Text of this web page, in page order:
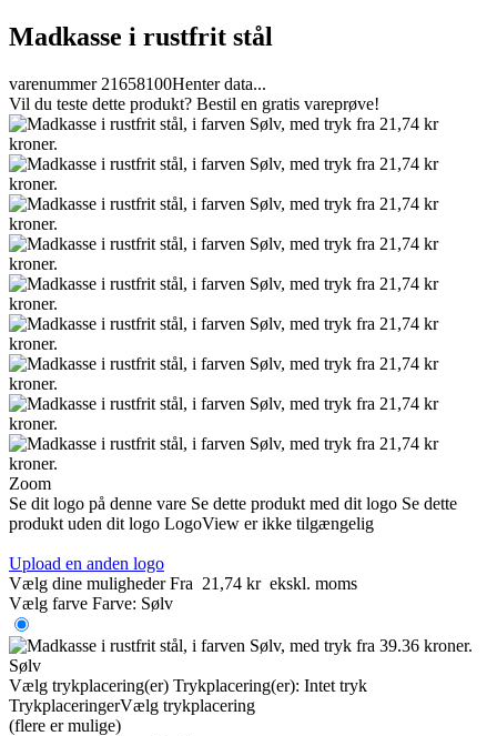
Madkasse i rustfrit stål
varenummer 21658100Henter data...
Vil du teste dette produkt? Bestil en gratis vareprøve!
Zoom
Se dit logo på denne vare Se dette produkt med dit logo Se dette
produkt uden dit logo LogoView er ikke tilgængelig
Upload en anden logo
Vælg dine muligheder Fra 21,74 kr ekskl. moms
Vælg farve Farve: Sølv
Sølv
Vælg trykplacering(er) Trykplacering(er): Intet tryk
TrykplaceringerVælg trykplacering
(flere er mulige)